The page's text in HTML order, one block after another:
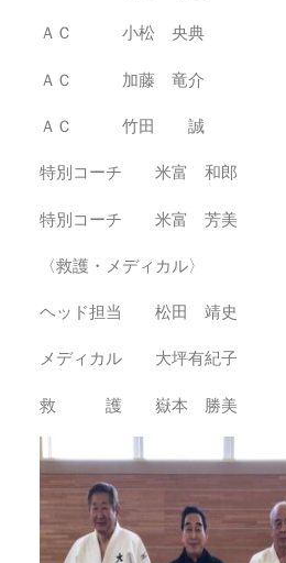
ＡＣ 小松 央典
ＡＣ 加藤 竜介
ＡＣ 竹田 誠
特別コーチ 米富 和郎
特別コーチ 米富 芳美
〈救護・メディカル〉
ヘッド担当 松田 靖史
メディカル 大坪有紀子
救 護 嶽本 勝美